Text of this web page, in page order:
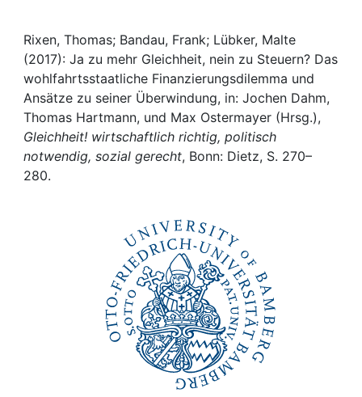
Help
Rixen, Thomas; Bandau, Frank; Lübker, Malte
(2017): Ja zu mehr Gleichheit, nein zu Steuern? Das
wohlfahrtsstaatliche Finanzierungsdilemma und
Ansätze zu seiner Überwindung, in: Jochen Dahm,
Thomas Hartmann, und Max Ostermayer (Hrsg.),
Gleichheit! wirtschaftlich richtig, politisch
notwendig, sozial gerecht, Bonn: Dietz, S. 270–
280.